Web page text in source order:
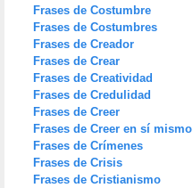
Frases de Costumbre
Frases de Costumbres
Frases de Creador
Frases de Crear
Frases de Creatividad
Frases de Credulidad
Frases de Creer
Frases de Creer en sí mismo
Frases de Crímenes
Frases de Crisis
Frases de Cristianismo